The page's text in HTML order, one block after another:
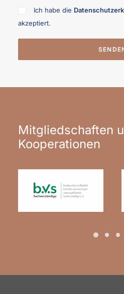
Ich habe die
akzeptiert.
Mitgliedschaften
Kooperationen